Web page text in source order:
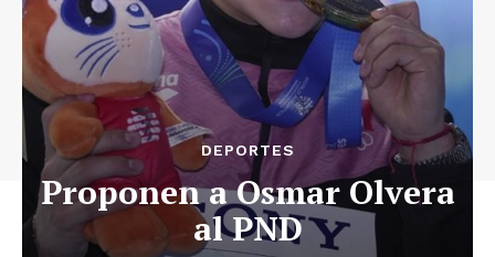
DEPORTES
Proponen a Osmar Olvera
al PND